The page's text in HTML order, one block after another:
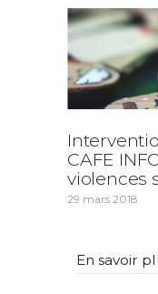
CAFE
violences
29 mars 2018
En savoir